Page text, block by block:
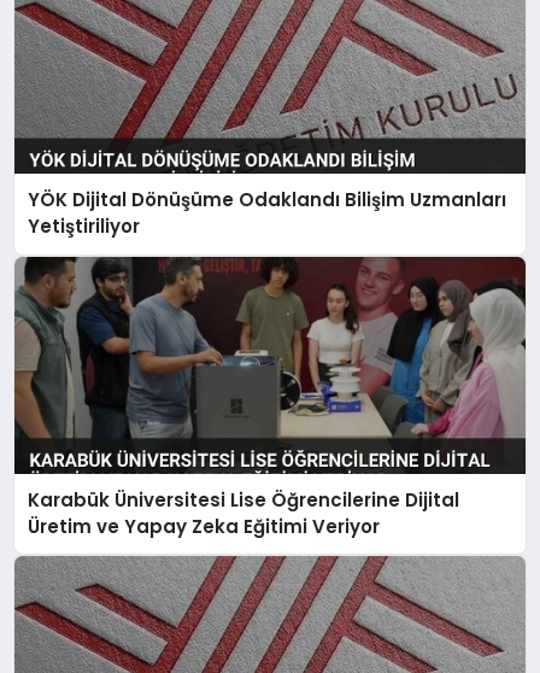
YÖK Dijital Dönüşüme Odaklandı Bilişim Uzmanları
Yetiştiriliyor
Karabük Üniversitesi Lise Öğrencilerine Dijital
Üretim ve Yapay Zeka Eğitimi Veriyor